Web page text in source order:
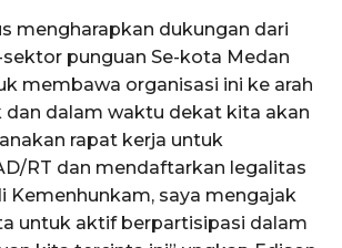
mengharapkan dukungan dari
punguan Se-kota Medan
membawa organisasi ini ke arah
dan dalam waktu dekat kita akan
rapat kerja untuk
RT dan mendaftarkan legalitas
Kemenhunkam, saya mengajak
untuk aktif berpartisipasi dalam